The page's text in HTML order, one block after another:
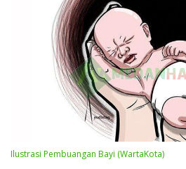
Ilustrasi Pembuangan Bayi (WartaKota)